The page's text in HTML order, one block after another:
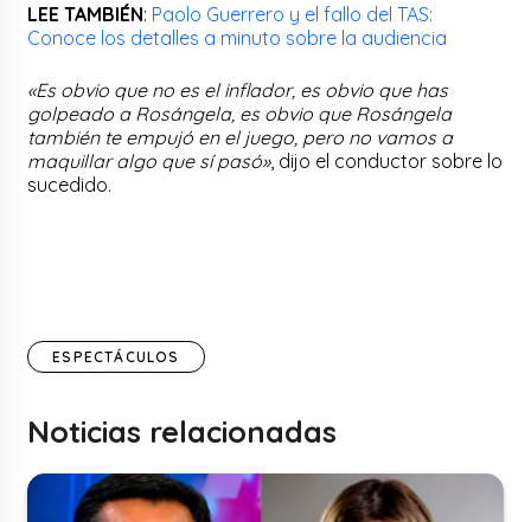
LEE TAMBIÉN: Paolo Guerrero y el fallo del TAS:
Conoce los detalles a minuto sobre la audiencia
«Es obvio que no es el inflador, es obvio que has
golpeado a Rosángela, es obvio que Rosángela
también te empujó en el juego, pero no vamos a
maquillar algo que sí pasó», dijo el conductor sobre lo
sucedido.
ESPECTÁCULOS
Noticias relacionadas